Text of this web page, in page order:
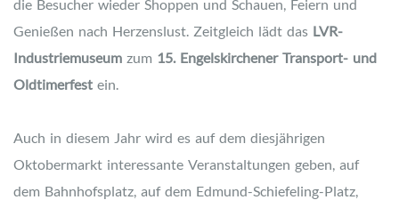
die Besucher wieder Shoppen und Schauen, Feiern und
Genießen nach Herzenslust. Zeitgleich lädt das LVR-
Industriemuseum zum 15. Engelskirchener Transport- und
Oldtimerfest ein.
Auch in diesem Jahr wird es auf dem diesjährigen
Oktobermarkt interessante Veranstaltungen geben, auf
dem Bahnhofsplatz, auf dem Edmund-Schiefeling-Platz,